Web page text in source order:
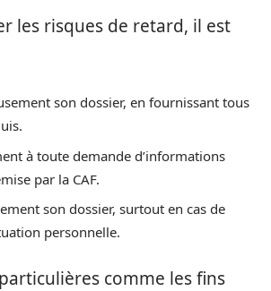
les risques de retard, il est
son dossier, en fournissant tous
à toute demande d’informations
par la CAF.
son dossier, surtout en cas de
personnelle.
comme les fins